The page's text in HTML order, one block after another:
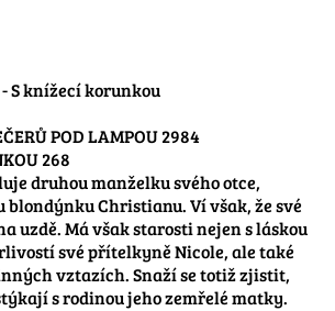
- S knížecí korunkou
POD LAMPOU 2984
268
druhou manželku svého otce,
blondýnku Christianu. Ví však, že své
uzdě. Má však starosti nejen s láskou
své přítelkyně Nicole, ale také
vztazích. Snaží se totiž zjistit,
s rodinou jeho zemřelé matky.